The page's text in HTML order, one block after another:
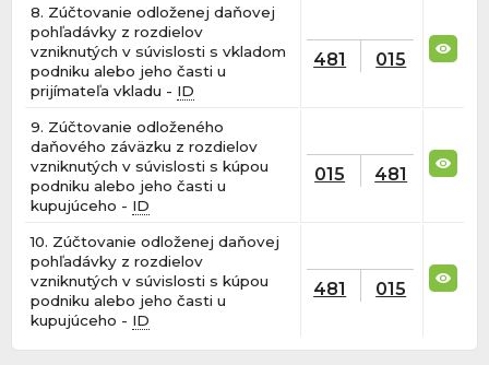
8. Zúčtovanie odloženej daňovej
pohľadávky z rozdielov
vzniknutých v súvislosti s vkladom
podniku alebo jeho časti u
prijímateľa vkladu - ID
481 015
9. Zúčtovanie odloženého
daňového záväzku z rozdielov
vzniknutých v súvislosti s kúpou
podniku alebo jeho časti u
kupujúceho - ID
015 481
10. Zúčtovanie odloženej daňovej
pohľadávky z rozdielov
vzniknutých v súvislosti s kúpou
podniku alebo jeho časti u
kupujúceho - ID
481 015